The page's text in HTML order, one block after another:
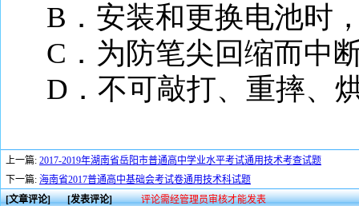
B ．安装和更换电池时
C ．为防笔尖回缩而中
D ．不可敲打、重摔、
上一篇: 2017-2019年湖南省岳阳市普通高中学业水平考试通用技术考查试题
下一篇: 海南省2017普通高中基础会考试卷通用技术科试题
[文章评论][发表评论]
评论需经管理员审核才能发表